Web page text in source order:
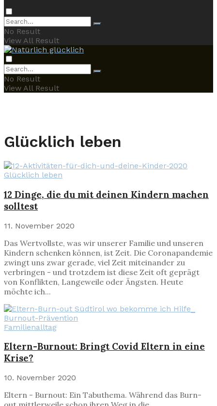
No Result
View All Result
No Result
View All Result
Glücklich leben
Glücklich leben
12 Dinge, die du mit deinen Kindern machen
solltest
11. November 2020
Das Wertvollste, was wir unserer Familie und unseren
Kindern schenken können, ist Zeit. Die Coronapandemie
zwingt uns zwar gerade, viel Zeit miteinander zu
verbringen - und trotzdem ist diese Zeit oft geprägt
von Konflikten, Langeweile oder Ängsten. Heute
möchte ich...
Familienalltag
Eltern-Burnout: Bringt Covid Eltern in eine
Krise?
10. November 2020
Eltern - Burnout: Ein Tabuthema. Während das Burn-